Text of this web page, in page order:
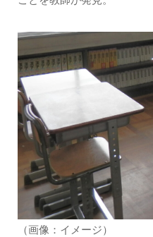
（画像：イメージ）